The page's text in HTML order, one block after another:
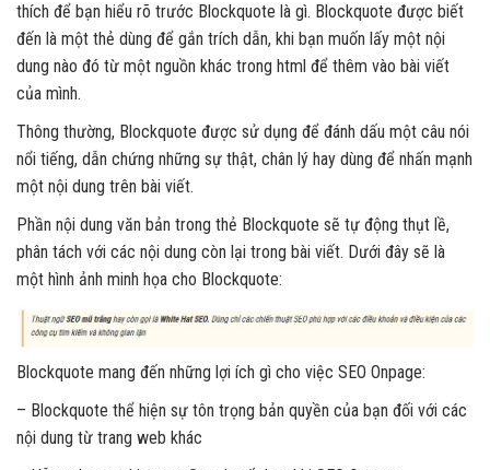
thích để bạn hiểu rõ trước Blockquote là gì. Blockquote được biết
đến là một thẻ dùng để gắn trích dẫn, khi bạn muốn lấy một nội
dung nào đó từ một nguồn khác trong html để thêm vào bài viết
của mình.
Thông thường, Blockquote được sử dụng để đánh dấu một câu nói
nổi tiếng, dẫn chứng những sự thật, chân lý hay dùng để nhấn mạnh
một nội dung trên bài viết.
Phần nội dung văn bản trong thẻ Blockquote sẽ tự động thụt lề,
phân tách với các nội dung còn lại trong bài viết. Dưới đây sẽ là
một hình ảnh minh họa cho Blockquote:
Blockquote mang đến những lợi ích gì cho việc SEO Onpage:
– Blockquote thể hiện sự tôn trọng bản quyền của bạn đối với các
nội dung từ trang web khác